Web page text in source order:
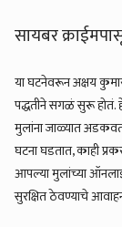
सायबर
या घटनेवरून अक्षय
पद्धतीने सगळं सुरू होतं.
मुलांना जाळ्यात
घटना घडतात, काही
आपल्या मुलांच्या
सुरक्षित ठेवण्याचे